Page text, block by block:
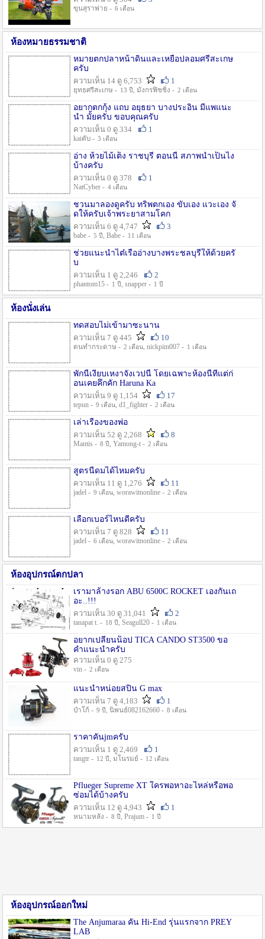
ขุนสุราพ่าย - 6 เดือน
ห้องหมายธรรมชาติ
หมายตกปลาหน้าดินและเหยื่อปลอมศรีสะเกษ
ครับ
ความเห็น 14 ดู 6,753
1
ยุทธศรีสะเกษ - 13 ปี , มังกรฟิชชิ่ง - 2 เดือน
อยากตกกุ้ง แถบ อยุธยา บางประอิน มีแพแนะ
นำ มั้ยครับ ขอบคุณครับ
ความเห็น 0 ดู 334
1
kaiคับ - 3 เดือน
อ่าง ห้วยไม้เต็ง ราชบุรี ตอนนี้ สภาพน้ำเป็นไง
บ้างครับ
ความเห็น 0 ดู 378
1
NatCyber - 4 เดือน
ชวนมาลองดูครับ ทริพตกเอง ขับเอง แวะเอง จั
ดให้ครับเจ้าพระยาสามโคก
ความเห็น 6 ดู 4,747
3
babe - 5 ปี , Babe - 11 เดือน
ช่วยแนะนำไต๋เรืออ่างบางพระชลบุรีให้ด้วยครั
บ
ความเห็น 1 ดู 2,246
2
phantom15 - 1 ปี , snapper - 1 ปี
ห้องนั่งเล่น
ทดสอบไม่เข้ามาซะนาน
ความเห็น 7 ดู 445
10
ตนทำกระดาษ - 2 เดือน, nickpim007 - 1 เดือน
พักนี้เงียบเหงาจังเวปนี้ โดยเฉพาะห้องนี้ที่แต่ก่
อนเคยคึกคัก Haruna Ka
ความเห็น 9 ดู 1,154
17
tepun - 9 เดือน, d1_fighter - 2 เดือน
เล่าเรื่องของพ่อ
ความเห็น 52 ดู 2,268
8
Mantis - 8 ปี , Yamong-t - 2 เดือน
สูตรนี้ดมได้ไหมครับ
ความเห็น 11 ดู 1,276
11
jadel - 9 เดือน, worawitnonline - 2 เดือน
เลือกเบอร์ไหนดีครับ
ความเห็น 7 ดู 828
11
jadel - 6 เดือน, worawitnonline - 2 เดือน
ห้องอุปกรณ์ตกปลา
เรามาล้างรอก ABU 6500C ROCKET เองกันเถ
อะ..!!!
ความเห็น 30 ดู 31,041
2
tanapat t. - 18 ปี , Seagull20 - 1 เดือน
อยากเปลี่ยนน็อป TICA CANDO ST3500 ขอ
คำแนะนำครับ
ความเห็น 0 ดู 275
vin - 2 เดือน
แนะนำหน่อยสปิน G max
ความเห็น 7 ดู 4,183
1
ป๋าโก้ - 9 ปี , นิพนธ์082162660 - 8 เดือน
ราคาคันjmครับ
ความเห็น 1 ดู 2,469
1
tangtr - 12 ปี , มโนรมย์ - 12 เดือน
Pflueger Supreme XT ใครพอหาอะไหล่หรือพอ
ซ่อมได้บ้างครับ
ความเห็น 12 ดู 4,943
1
หนามหลัง - 8 ปี , Prajum - 1 ปี
ห้องอุปกรณ์ออกใหม่
The Anjumaraa คัน Hi-End รุ่นแรกจาก PREY
LAB